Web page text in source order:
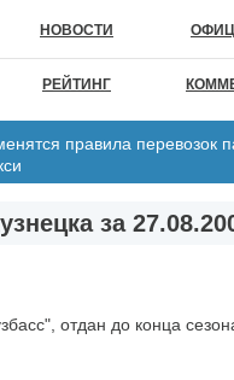
НОВОСТИ
РЕЙТИНГ
правила перевозок
за
отдан до конца